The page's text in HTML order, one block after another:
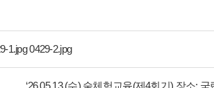
1.jpg0429-2.jpg
‘26.05.13.(수) 숲체험교육(제4회기) 장소: